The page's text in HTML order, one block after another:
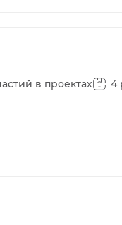
в проектах 4